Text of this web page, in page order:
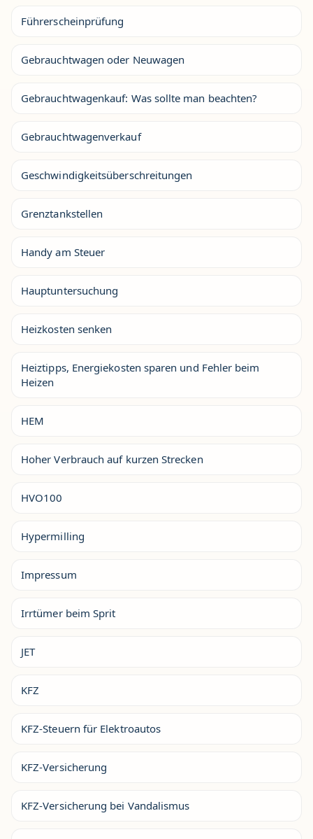
Führerscheinprüfung
Gebrauchtwagen oder Neuwagen
Gebrauchtwagenkauf: Was sollte man beachten?
Gebrauchtwagenverkauf
Geschwindigkeitsüberschreitungen
Grenztankstellen
Handy am Steuer
Hauptuntersuchung
Heizkosten senken
Heiztipps, Energiekosten sparen und Fehler beim
Heizen
HEM
Hoher Verbrauch auf kurzen Strecken
HVO100
Hypermilling
Impressum
Irrtümer beim Sprit
JET
KFZ
KFZ-Steuern für Elektroautos
KFZ-Versicherung
KFZ-Versicherung bei Vandalismus